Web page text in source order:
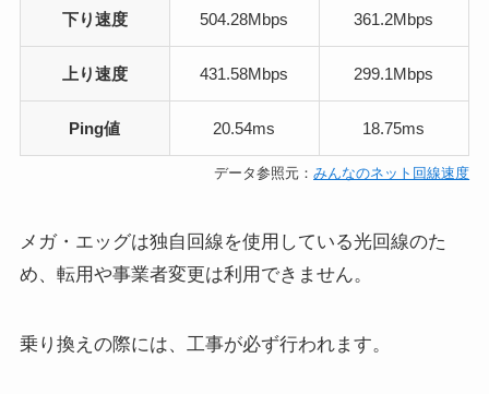
下り速度 504.28Mbps 361.2Mbps
上り速度 431.58Mbps 299.1Mbps
Ping値 20.54ms 18.75ms
データ参照元：みんなのネット回線速度
メガ・エッグは独自回線を使用している光回線のた
め、転用や事業者変更は利用できません。
乗り換えの際には、工事が必ず行われます。